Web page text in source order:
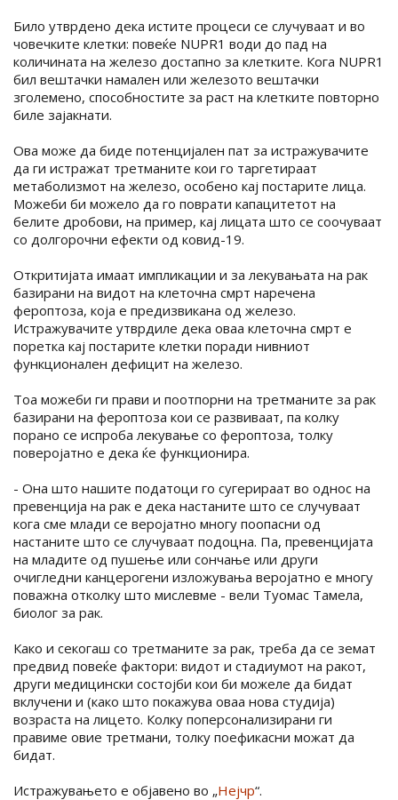
Било утврдено дека истите процеси се случуваат и во
човечките клетки: повеќе NUPR1 води до пад на
количината на железо достапно за клетките. Кога NUPR1
бил вештачки намален или железото вештачки
зголемено, способностите за раст на клетките повторно
биле зајакнати.
Ова може да биде потенцијален пат за истражувачите
да ги истражат третманите кои го таргетираат
метаболизмот на железо, особено кај постарите лица.
Можеби би можело да го поврати капацитетот на
белите дробови, на пример, кај лицата што се соочуваат
со долгорочни ефекти од ковид-19.
Откритијата имаат импликации и за лекувањата на рак
базирани на видот на клеточна смрт наречена
фероптоза, која е предизвикана од железо.
Истражувачите утврдиле дека оваа клеточна смрт е
поретка кај постарите клетки поради нивниот
функционален дефицит на железо.
Тоа можеби ги прави и поотпорни на третманите за рак
базирани на фероптоза кои се развиваат, па колку
порано се испроба лекување со фероптоза, толку
поверојатно е дека ќе функционира.
- Она што нашите податоци го сугерираат во однос на
превенција на рак е дека настаните што се случуваат
кога сме млади се веројатно многу поопасни од
настаните што се случуваат подоцна. Па, превенцијата
на младите од пушење или сончање или други
очигледни канцерогени изложувања веројатно е многу
поважна отколку што мислевме - вели Туомас Тамела,
биолог за рак.
Како и секогаш со третманите за рак, треба да се земат
предвид повеќе фактори: видот и стадиумот на ракот,
други медицински состојби кои би можеле да бидат
вклучени и (како што покажува оваа нова студија)
возраста на лицето. Колку поперсонализирани ги
правиме овие третмани, толку поефикасни можат да
бидат.
Истражувањето е објавено во „Нејчр“.